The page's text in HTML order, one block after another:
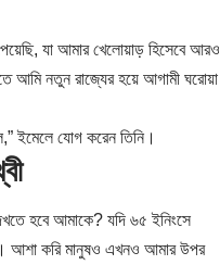
যা আমার খেলোয়াড় হিসেবে আরও
আমি নতুন রাজ্যের হয়ে আগামী ঘরোয়া
ইমেলে যোগ করেন তিনি।
হবে আমাকে? যদি ৬৫ ইনিংসে
আশা করি মানুষও এখনও আমার উপর